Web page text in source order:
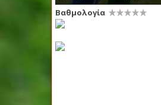
Βαθμολογία